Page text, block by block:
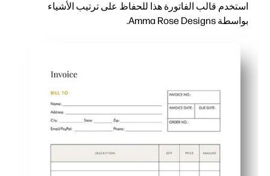
استخدم قالب الفاتورة هذا للحفاظ على ترتيب الأشياء
بواسطة Amma Rose Designs.